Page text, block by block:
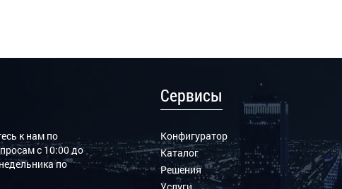
к нам по
с 10:00 до
по
Сервисы
Конфигуратор
Каталог
Решения